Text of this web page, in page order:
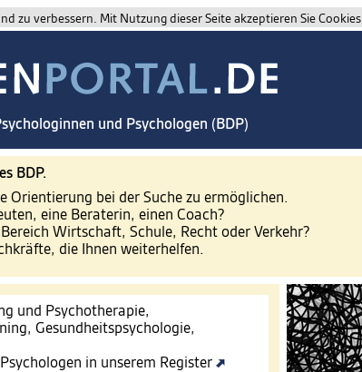
zu verbessern. Mit Nutzung dieser Seite akzeptieren Sie Cookies.
und Psychologen (BDP)
BDP.
Orientierung bei der Suche zu ermöglichen.
eine Beraterin, einen Coach?
Wirtschaft, Schule, Recht oder Verkehr?
die Ihnen weiterhelfen.
und Psychotherapie,
Gesundheitspsychologie,
in unserem Register